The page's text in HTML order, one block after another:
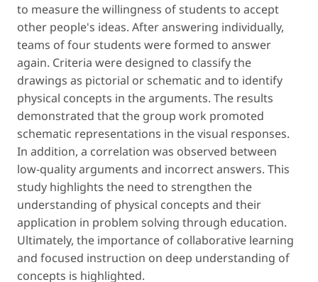
to measure the willingness of students to accept
other people's ideas. After answering individually,
teams of four students were formed to answer
again. Criteria were designed to classify the
drawings as pictorial or schematic and to identify
physical concepts in the arguments. The results
demonstrated that the group work promoted
schematic representations in the visual responses.
In addition, a correlation was observed between
low-quality arguments and incorrect answers. This
study highlights the need to strengthen the
understanding of physical concepts and their
application in problem solving through education.
Ultimately, the importance of collaborative learning
and focused instruction on deep understanding of
concepts is highlighted.